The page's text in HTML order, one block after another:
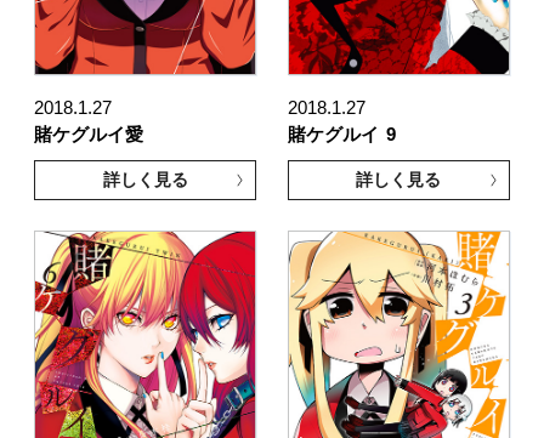
2018.1.27
賭ケグルイ愛
詳しく見る
2018.1.27
賭ケグルイ 9
詳しく見る